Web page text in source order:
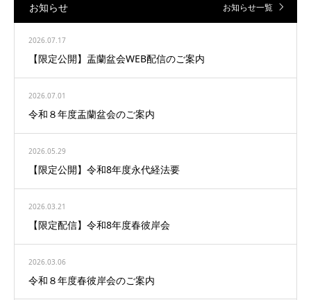
お知らせ お知らせ一覧
2026.07.17
【限定公開】盂蘭盆会WEB配信のご案内
2026.07.01
令和８年度盂蘭盆会のご案内
2026.05.29
【限定公開】令和8年度永代経法要
2026.03.21
【限定配信】令和8年度春彼岸会
2026.03.06
令和８年度春彼岸会のご案内